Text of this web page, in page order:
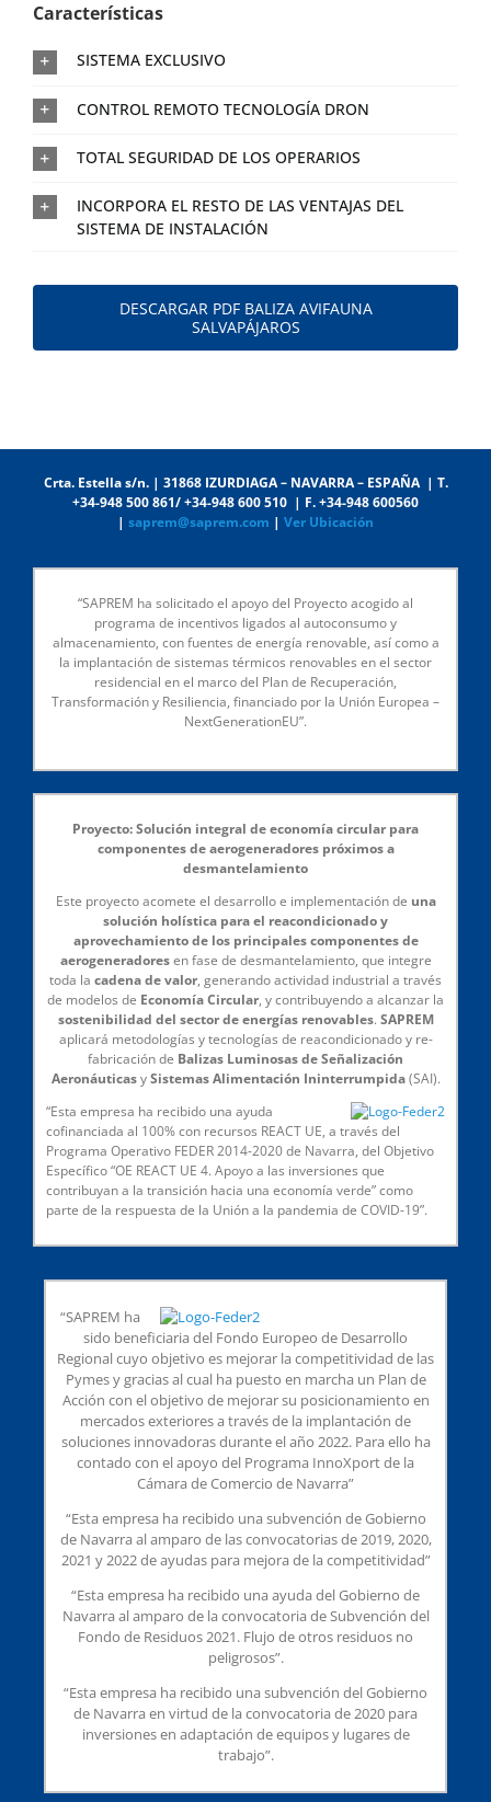
Características
SISTEMA EXCLUSIVO
CONTROL REMOTO TECNOLOGÍA DRON
TOTAL SEGURIDAD DE LOS OPERARIOS
INCORPORA EL RESTO DE LAS VENTAJAS DEL
SISTEMA DE INSTALACIÓN
DESCARGAR PDF BALIZA AVIFAUNA
SALVAPÁJAROS
Crta. Estella s/n. | 31868 IZURDIAGA – NAVARRA – ESPAÑA | T.
+34-948 500 861/ +34-948 600 510 | F. +34-948 600560
| saprem@saprem.com | Ver Ubicación
“SAPREM ha solicitado el apoyo del Proyecto acogido al
programa de incentivos ligados al autoconsumo y
almacenamiento, con fuentes de energía renovable, así como a
la implantación de sistemas térmicos renovables en el sector
residencial en el marco del Plan de Recuperación,
Transformación y Resiliencia, financiado por la Unión Europea –
NextGenerationEU”.
Proyecto: Solución integral de economía circular para
componentes de aerogeneradores próximos a
desmantelamiento
Este proyecto acomete el desarrollo e implementación de una
solución holística para el reacondicionado y
aprovechamiento de los principales componentes de
aerogeneradoresen fase de desmantelamiento, que integre
toda la cadena de valor, generando actividad industrial a través
de modelos de Economía Circular, y contribuyendo a alcanzar la
sostenibilidad del sector de energías renovables. SAPREM
aplicará metodologías y tecnologías de reacondicionado y re-
fabricación de Balizas Luminosas de Señalización
AeronáuticasySistemas Alimentación Ininterrumpida(SAI).
“Esta empresa ha recibido una ayuda
cofinanciada al 100% con recursos REACT UE, a través del
Programa Operativo FEDER 2014-2020 de Navarra, del Objetivo
Específico “OE REACT UE 4. Apoyo a las inversiones que
contribuyan a la transición hacia una economía verde” como
parte de la respuesta de la Unión a la pandemia de COVID-19”.
“SAPREM ha
sido beneficiaria del Fondo Europeo de Desarrollo
Regional cuyo objetivo es mejorar la competitividad de las
Pymes y gracias al cual ha puesto en marcha un Plan de
Acción con el objetivo de mejorar su posicionamiento en
mercados exteriores a través de la implantación de
soluciones innovadoras durante el año 2022. Para ello ha
contado con el apoyo del Programa InnoXport de la
Cámara de Comercio de Navarra”
“Esta empresa ha recibido una subvención de Gobierno
de Navarra al amparo de las convocatorias de 2019, 2020,
2021 y 2022 de ayudas para mejora de la competitividad”
“Esta empresa ha recibido una ayuda del Gobierno de
Navarra al amparo de la convocatoria de Subvención del
Fondo de Residuos 2021. Flujo de otros residuos no
peligrosos”.
“Esta empresa ha recibido una subvención del Gobierno
de Navarra en virtud de la convocatoria de 2020 para
inversiones en adaptación de equipos y lugares de
trabajo”.